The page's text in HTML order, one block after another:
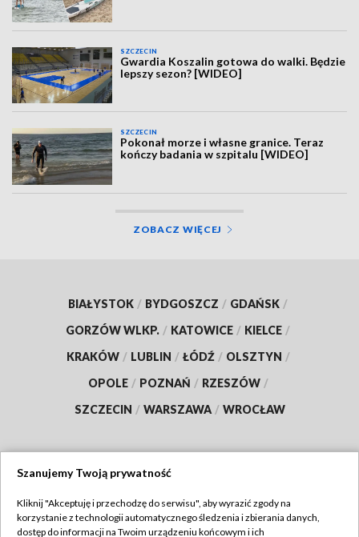
SZCZECIN
Gwardia Koszalin gotowa do walki. Będzie
lepszy sezon? [WIDEO]
SZCZECIN
Pokonał morze i własne granice. Teraz
kończy badania w szpitalu [WIDEO]
ZOBACZ WIĘCEJ
BIAŁYSTOK / BYDGOSZCZ / GDAŃSK /
GORZÓW WLKP. / KATOWICE / KIELCE /
KRAKÓW / LUBLIN / ŁÓDŹ / OLSZTYN /
OPOLE / POZNAŃ / RZESZÓW /
SZCZECIN / WARSZAWA / WROCŁAW
TVP
Szanujemy Twoją prywatność
Kliknij "Akceptuję i przechodzę do serwisu", aby wyrazić zgody na
korzystanie z technologii automatycznego śledzenia i zbierania danych,
dostęp do informacji na Twoim urządzeniu końcowym i ich